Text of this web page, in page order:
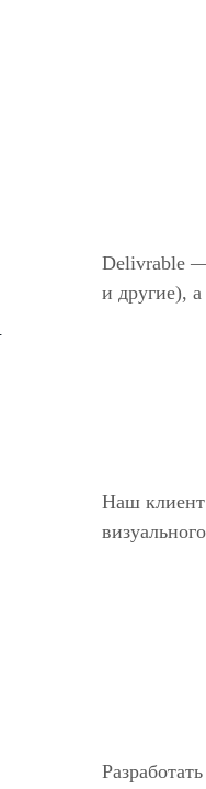
Delivrable —
и другие),
Наш клиент